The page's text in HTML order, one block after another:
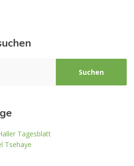
Tagesblatt
Tsehaye